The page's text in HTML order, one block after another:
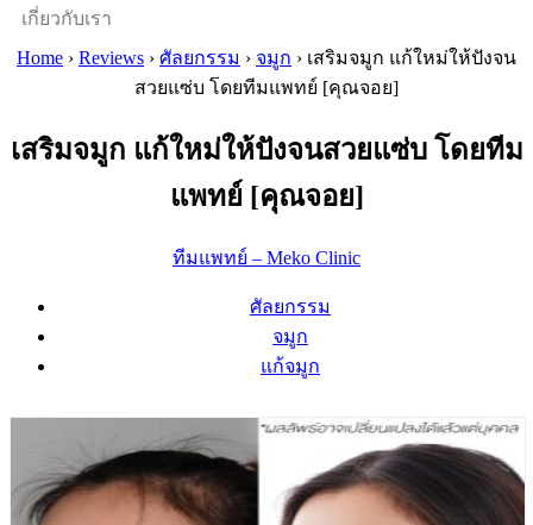
เกี่ยวกับเรา
Home › Reviews › ศัลยกรรม › จมูก › เสริมจมูก แก้ใหม่ให้ปังจน
สวยแซ่บ โดยทีมแพทย์ [คุณจอย]
เสริมจมูก แก้ใหม่ให้ปังจนสวยแซ่บ โดยทีม
แพทย์ [คุณจอย]
ทีมแพทย์ – Meko Clinic
ศัลยกรรม
จมูก
แก้จมูก